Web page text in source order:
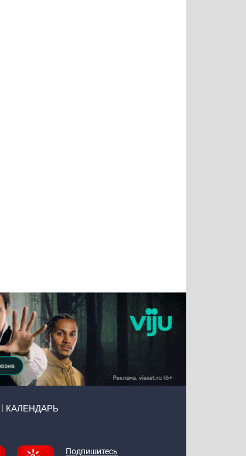
КАЛЕНДАРЬ
Подпишитесь